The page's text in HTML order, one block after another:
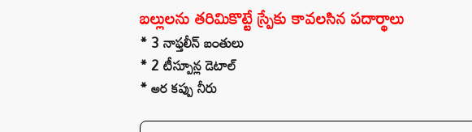
బల్లులను తరిమికొట్టే స్ప్రేకు కావలసిన పదార్థాలు
* 3 నాఫ్తలీన్ బంతులు
* 2 టీస్పూన్ల డెటాల్
* అర కప్పు నీరు